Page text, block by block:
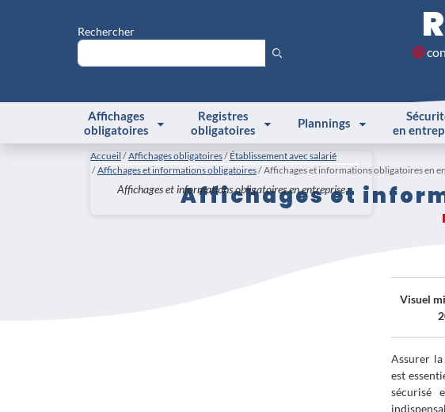
Rechercher
Affichages
obligatoires
Registres
obligatoires
Plannings
en
Accueil Affichages obligatoires
Établissement avec salarié
Affichages et informations obligatoires
Affichages et informations obligatoires en
Affichages et
Affichages et informations obligatoires en entreprise
Visuel
Assurer
est
sécurisé